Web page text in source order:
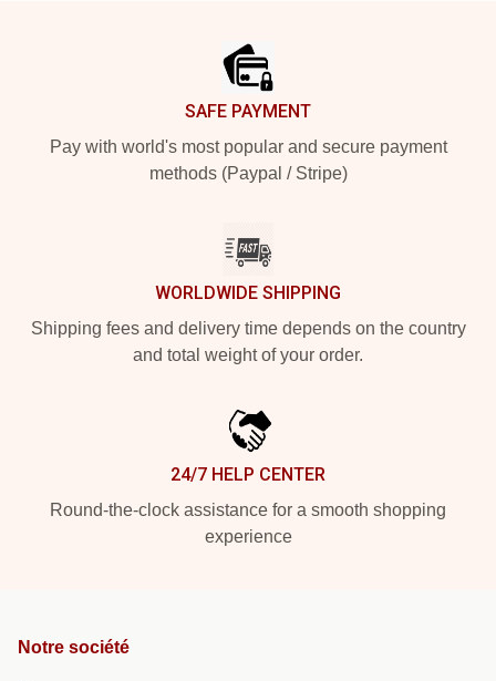
SAFE PAYMENT
Pay with world's most popular and secure payment
methods (Paypal / Stripe)
WORLDWIDE SHIPPING
Shipping fees and delivery time depends on the country
and total weight of your order.
24/7 HELP CENTER
Round-the-clock assistance for a smooth shopping
experience
Notre société